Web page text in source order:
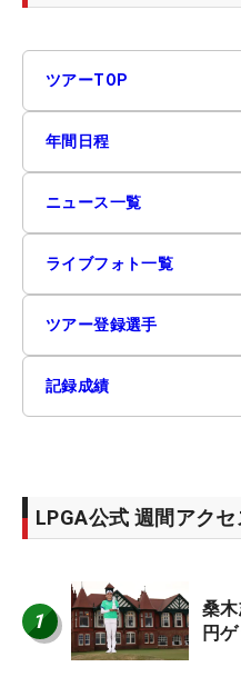
ツアーTOP
年間日程
ニュース一覧
ライブフォト一覧
ツアー登録選手
記録成績
LPGA公式 週間アク
1
桑
円